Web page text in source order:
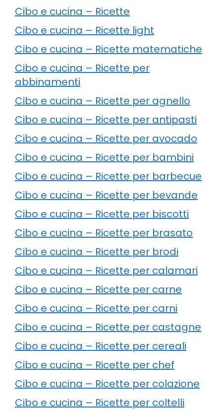
Cibo e cucina – Ricette
Cibo e cucina – Ricette light
Cibo e cucina – Ricette matematiche
Cibo e cucina – Ricette per
abbinamenti
Cibo e cucina – Ricette per agnello
Cibo e cucina – Ricette per antipasti
Cibo e cucina – Ricette per avocado
Cibo e cucina – Ricette per bambini
Cibo e cucina – Ricette per barbecue
Cibo e cucina – Ricette per bevande
Cibo e cucina – Ricette per biscotti
Cibo e cucina – Ricette per brasato
Cibo e cucina – Ricette per brodi
Cibo e cucina – Ricette per calamari
Cibo e cucina – Ricette per carne
Cibo e cucina – Ricette per carni
Cibo e cucina – Ricette per castagne
Cibo e cucina – Ricette per cereali
Cibo e cucina – Ricette per chef
Cibo e cucina – Ricette per colazione
Cibo e cucina – Ricette per coltelli